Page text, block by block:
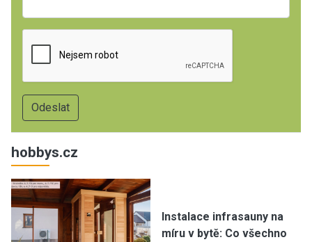
hobbys.cz
Instalace infrasauny na
míru v bytě: Co všechno